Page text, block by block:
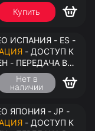
Купить
ИСПАНИЯ - ES -
- ДОСТУП К
- ПЕРЕДАЧА В
Нет в
наличии
ЯПОНИЯ - JP -
- ДОСТУП К